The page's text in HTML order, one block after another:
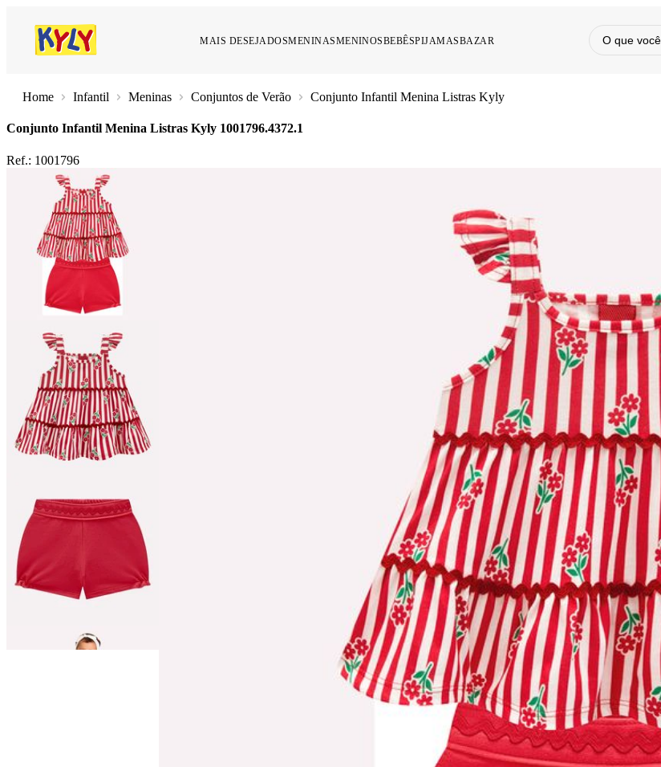
MAIS DESEJADOSMENINASMENINOSBEBÊSPIJAMASBAZAR
Infantil Meninas Conjuntos de Verão Conjunto Infantil Menina Listras Kyly
Conjunto Infantil Menina Listras Kyly 1001796.4372.1
Ref.: 1001796